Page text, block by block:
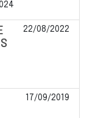
22/08/2022
17/09/2019